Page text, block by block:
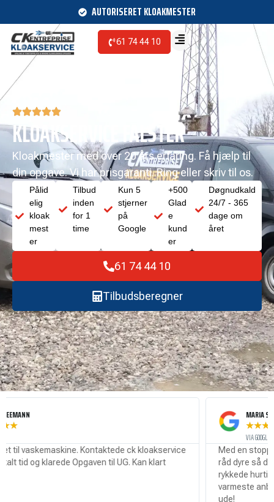
AUTORISERET KLOAKMESTER
61 74 44 10
KLOAKSERVICE FALSTER
Kloakmester med over 20 års erfaring. Få hjælp til
din opgave. Vi har prisgaranti. Ring eller skriv til os.
Pålid
elig
kloak
mest
er
Tilbud
inden
for 1
time
Kun 5
stjerner
på
Google
+500
Glad
e
kund
er
Døgnudkald
24/7 - 365
dage om
året
61 74 44 10
Tilbudsberegner
Kontaktede ck kloakservice
og klarede Opgaven til UG. Kan klart
MARIA SØRENSEN
★★ ★★★
VIA GOOGLE
Med en stoppet
råd dyre så det
rykkede hurtigt ud
varmeste